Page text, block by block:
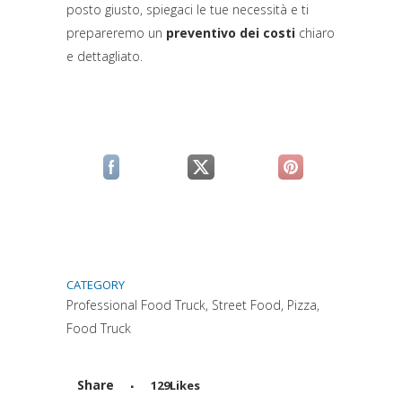
posto giusto, spiegaci le tue necessità e ti
prepareremo un preventivo dei costi chiaro
e dettagliato.
(si apre in una nuova scheda)
(si apre in una nuova scheda)
(si apre in una
CATEGORY
Professional Food Truck, Street Food, Pizza,
Food Truck
Share
Attiva comando
129Likes